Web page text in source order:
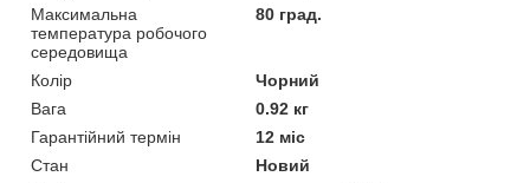
Максимальна
температура робочого
середовища
80 град.
Колір
Чорний
Вага
0.92 кг
Гарантійний термін
12 міс
Стан
Новий